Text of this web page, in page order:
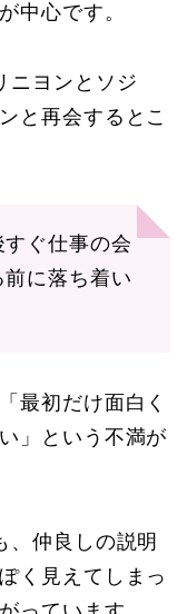
中心です。
ニヨンとソジ
と再会するとこ
ぐ仕事の会
に落ち着い
最初だけ面白く
」という不満が
、仲良しの説明
く見えてしまっ